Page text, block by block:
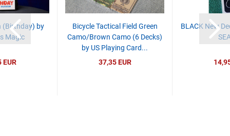
(Birthday) by
Magic
EUR
Bicycle Tactical Field Green
Camo/Brown Camo (6 Decks)
by US Playing Card...
37,35 EUR
BLACK New